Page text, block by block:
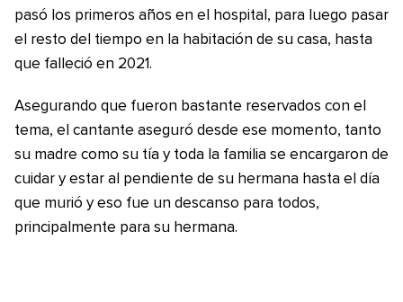
pasó los primeros años en el hospital, para luego pasar
el resto del tiempo en la habitación de su casa, hasta
que falleció en 2021.
Asegurando que fueron bastante reservados con el
tema, el cantante aseguró desde ese momento, tanto
su madre como su tía y toda la familia se encargaron de
cuidar y estar al pendiente de su hermana hasta el día
que murió y eso fue un descanso para todos,
principalmente para su hermana.